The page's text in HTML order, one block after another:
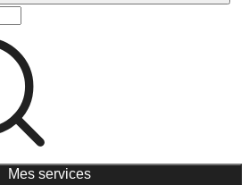
Mes services